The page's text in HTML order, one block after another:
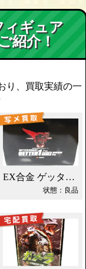
ィギュア
紹介！
り、買取実績の一
EX合金 ゲッターロボ ゲッター1 買取！
状態：良品